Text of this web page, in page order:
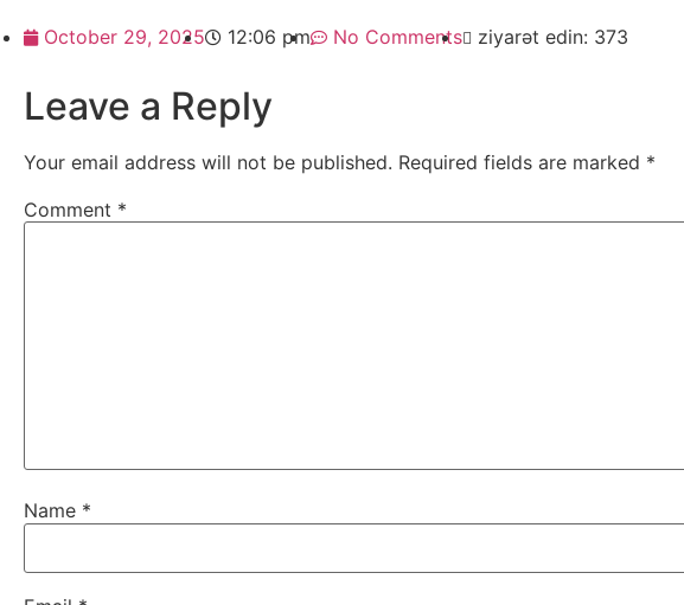
October 29, 2025 12:06 pm No Comments ziyarət edin: 373
Leave a Reply
Your email address will not be published. Required fields are marked *
Comment *
Name *